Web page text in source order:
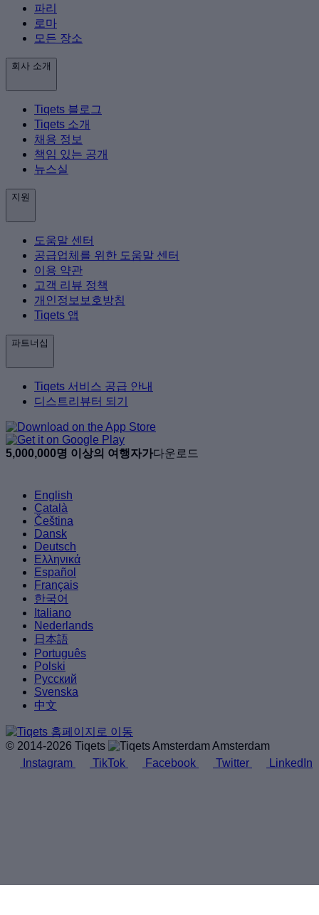
파리
로마
모든 장소
회사 소개
Tiqets 블로그
Tiqets 소개
채용 정보
책임 있는 공개
뉴스실
지원
도움말 센터
공급업체를 위한 도움말 센터
이용 약관
고객 리뷰 정책
개인정보보호방침
Tiqets 앱
파트너십
Tiqets 서비스 공급 안내
디스트리뷰터 되기
5,000,000명 이상의 여행자가다운로드
English
Català
Čeština
Dansk
Deutsch
Ελληνικά
Español
Français
한국어
Italiano
Nederlands
日本語
Português
Polski
Русский
Svenska
中文
© 2014-2026 Tiqets
Amsterdam
Instagram
TikTok Facebook Twitter LinkedIn